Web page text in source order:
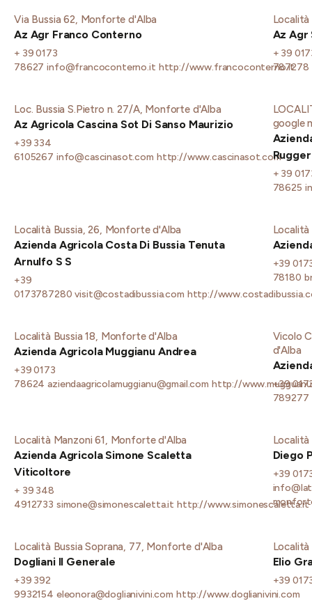
Via Bussia 62, Monforte d'Alba
Az Agr Franco Conterno
+ 39 0173
78627 info@francoconterno.it http://www.francoconterno.it
Az Agr
+ 39
787278
Loc. Bussia S.Pietro n. 27/A, Monforte d'Alba
Az Agricola Cascina Sot Di Sanso Maurizio
+39 334
6105267 info@cascinasot.com http://www.cascinasot.com
google
+ 39
78625
Località Bussia, 26, Monforte d'Alba
Azienda Agricola Costa Di Bussia Tenuta
Arnulfo S S
+39
0173787280 visit@costadibussia.com http://
+39
78180
Località Bussia 18, Monforte d'Alba
Azienda Agricola Muggianu Andrea
+39 0173
78624 aziendaagricolamuggianu@gmail.com http://
Vicolo
d'Alba
+39
789277
Località Manzoni 61, Monforte d'Alba
Azienda Agricola Simone Scaletta
Viticoltore
+ 39 348
4912733 simone@simonescaletta.it http://www.simonescaletta.it
Diego
+39
Località Bussia Soprana, 77, Monforte d'Alba
Dogliani Il Generale
+39 392
9932154 eleonora@doglianivini.com http://www.doglianivini.com
Elio
+39